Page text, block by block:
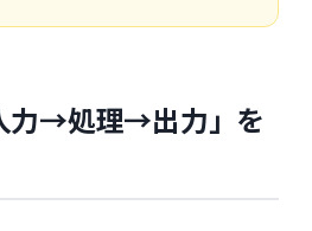
力→処理→出力」を